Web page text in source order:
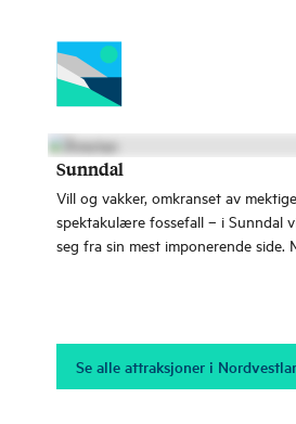
Sunndal
Vill og vakker, omkranset av
spektakulære fossefall – i Sunndal
seg fra sin mest imponerende side.
Se alle attraksjoner i